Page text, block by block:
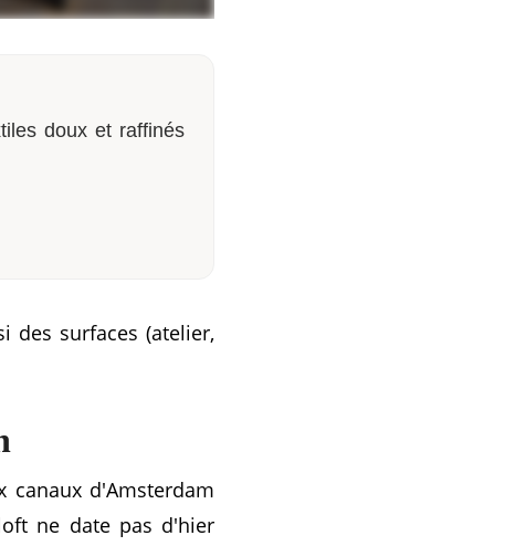
doux et raffinés
des surfaces (atelier,
canaux d'Amsterdam
ne date pas d'hier